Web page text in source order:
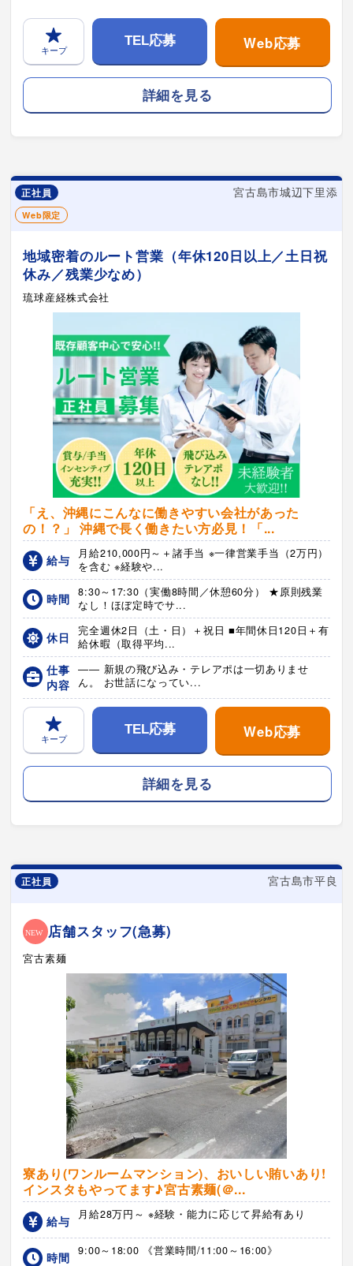
キープ
TEL応募 Web応募
詳細を見る
正社員 宮古島市城辺下里添
Web限定
地域密着のルート営業（年休120日以上／土日祝
休み／残業少なめ）
琉球産経株式会社
「え、沖縄にこんなに働きやすい会社があった
の！？」 沖縄で長く働きたい方必見！「...
給与
月給210,000円～＋諸手当 ※一律営業手当（2万円）
を含む ※経験や...
時間
8:30～17:30（実働8時間／休憩60分） ★原則残業
なし！ほぼ定時でサ...
休日
完全週休2日（土・日）＋祝日 ■年間休日120日＋有
給休暇（取得平均...
仕事
内容
―― 新規の飛び込み・テレアポは一切ありませ
ん。 お世話になってい...
キープ
TEL応募 Web応募
詳細を見る
正社員 宮古島市平良
店舗スタッフ(急募)
宮古素麺
寮あり(ワンルームマンション)、おいしい賄いあり!
インスタもやってます♪宮古素麺(＠...
給与 月給28万円～ ※経験・能力に応じて昇給有あり
時間 9:00～18:00 《営業時間/11:00～16:00》